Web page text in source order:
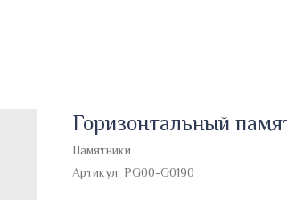
Горизонтальный
Памятники
Артикул: PG00-G0190